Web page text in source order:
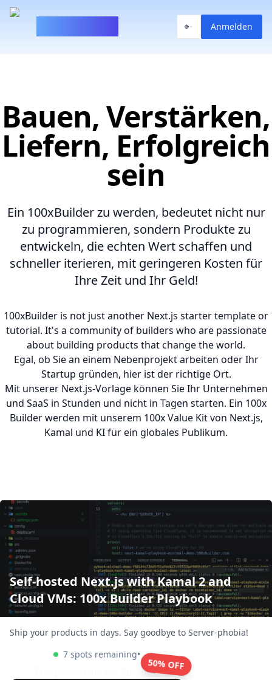
Anmelden
Bauen, Verstärken,
Liefern, Erfolgreich
sein
Ein 100xBuilder zu werden, bedeutet nicht nur
zu programmieren, sondern Produkte zu
entwickeln, die echten Wert schaffen und
schneller iterieren, mit geringeren Kosten für
Ihre Zeit und Ihr Geld!
100xBuilder is not just another Next.js starter template or
tutorial. It's a community of builders who are passionate
about building products that change the world.
Egal, ob Sie an einem Nebenprojekt arbeiten oder Ihr
Startup gründen, hier ist der richtige Ort.
Mit unserer Next.js-Vorlage können Sie Ihr Unternehmen
und SaaS in Stunden und nicht in Tagen starten. Ein 100x
Builder werden mit unserem 100x Value Kit von Next.js,
Kamal und KI für ein globales Publikum.
Self-hosted Next.js with Kamal 2 and
Cloud VMs: 100x Builder Playbook
Ship your products in days. Say goodbye to Server-phobia!
7 spots remaining•
Entsperren Sie die Zukunft,50% OFF